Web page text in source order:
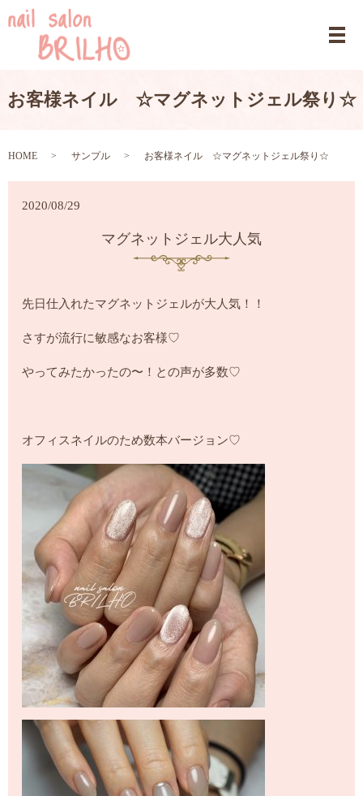
お客様ネイル ☆マグネットジェル祭り☆
HOME サンプル お客様ネイル ☆マグネットジェル祭り☆
2020/08/29
マグネットジェル大人気
先日仕入れたマグネットジェルが大人気！！
さすが流行に敏感なお客様♡
やってみたかったの〜！との声が多数♡
オフィスネイルのため数本バージョン♡